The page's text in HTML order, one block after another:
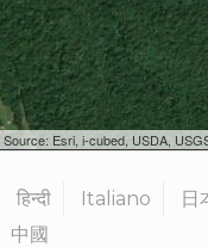
Esri, i-cubed, USDA,
हिन्दी Italiano
日
中國